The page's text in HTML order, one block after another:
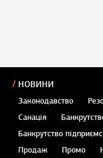
НОВИНИ
Законодавство
Санація
Банкрутство
Продаж
Промо